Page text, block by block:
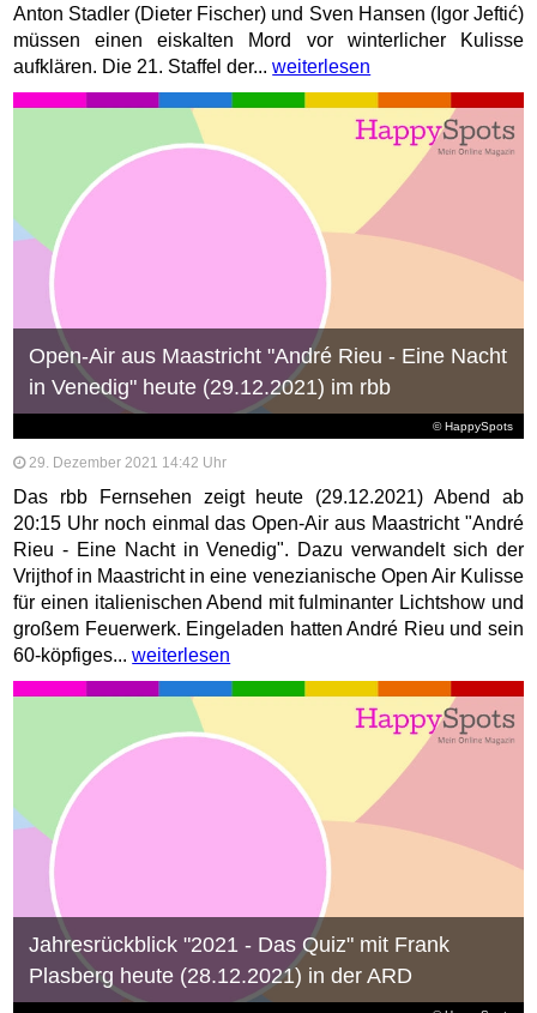
Anton Stadler (Dieter Fischer) und Sven Hansen (Igor Jeftić)
müssen einen eiskalten Mord vor winterlicher Kulisse
aufklären. Die 21. Staffel der...weiterlesen
© HappySpots
Open-Air aus Maastricht "André Rieu - Eine Nacht
in Venedig" heute (29.12.2021) im rbb
29. Dezember 2021 14:42 Uhr
Das rbb Fernsehen zeigt heute (29.12.2021) Abend ab
20:15 Uhr noch einmal das Open-Air aus Maastricht "André
Rieu - Eine Nacht in Venedig". Dazu verwandelt sich der
Vrijthof in Maastricht in eine venezianische Open Air Kulisse
für einen italienischen Abend mit fulminanter Lichtshow und
großem Feuerwerk. Eingeladen hatten André Rieu und sein
60-köpfiges...weiterlesen
Jahresrückblick "2021 - Das Quiz" mit Frank
Plasberg heute (28.12.2021) in der ARD